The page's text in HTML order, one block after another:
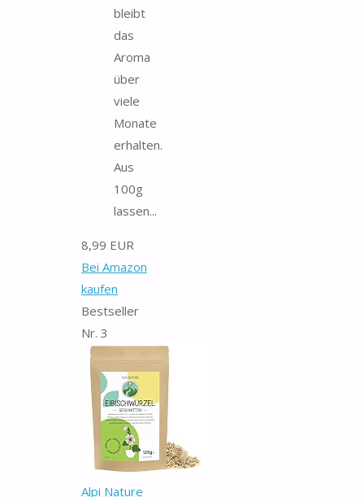
bleibt
das
Aroma
über
viele
Monate
erhalten.
Aus
100g
lassen...
8,99 EUR
Bei Amazon
kaufen
Bestseller
Nr. 3
Alpi Nature